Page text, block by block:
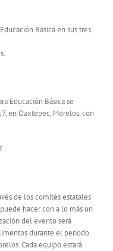
Básica en sus tres
Educación Básica se
en Oaxtepec, Morelos, con
de los comités estatales
hacer con a lo más un
del evento será
durante el periodo
Cada equipo estará